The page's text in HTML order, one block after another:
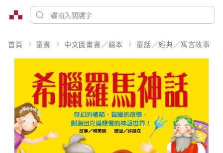
首頁 童書 中文圖畫書／繪本 童話／經典／寓言故事